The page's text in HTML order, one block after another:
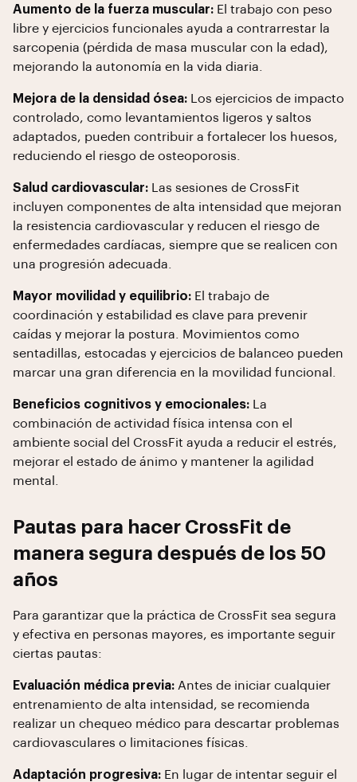
Aumento de la fuerza muscular: El trabajo con peso
libre y ejercicios funcionales ayuda a contrarrestar la
sarcopenia (pérdida de masa muscular con la edad),
mejorando la autonomía en la vida diaria.
Mejora de la densidad ósea: Los ejercicios de impacto
controlado, como levantamientos ligeros y saltos
adaptados, pueden contribuir a fortalecer los huesos,
reduciendo el riesgo de osteoporosis.
Salud cardiovascular: Las sesiones de CrossFit
incluyen componentes de alta intensidad que mejoran
la resistencia cardiovascular y reducen el riesgo de
enfermedades cardíacas, siempre que se realicen con
una progresión adecuada.
Mayor movilidad y equilibrio: El trabajo de
coordinación y estabilidad es clave para prevenir
caídas y mejorar la postura. Movimientos como
sentadillas, estocadas y ejercicios de balanceo pueden
marcar una gran diferencia en la movilidad funcional.
Beneficios cognitivos y emocionales: La
combinación de actividad física intensa con el
ambiente social del CrossFit ayuda a reducir el estrés,
mejorar el estado de ánimo y mantener la agilidad
mental.
Pautas para hacer CrossFit de
manera segura después de los 50
años
Para garantizar que la práctica de CrossFit sea segura
y efectiva en personas mayores, es importante seguir
ciertas pautas:
Evaluación médica previa: Antes de iniciar cualquier
entrenamiento de alta intensidad, se recomienda
realizar un chequeo médico para descartar problemas
cardiovasculares o limitaciones físicas.
Adaptación progresiva: En lugar de intentar seguir el